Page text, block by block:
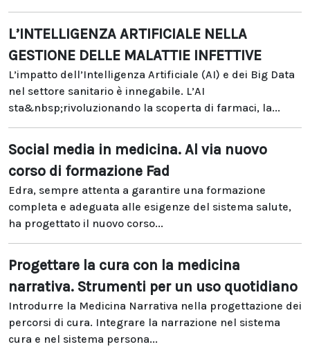
L’INTELLIGENZA ARTIFICIALE NELLA
GESTIONE DELLE MALATTIE INFETTIVE
L’impatto dell’Intelligenza Artificiale (AI) e dei Big Data
nel settore sanitario è innegabile. L’AI
sta&nbsp;rivoluzionando la scoperta di farmaci, la...
Social media in medicina. Al via nuovo
corso di formazione Fad
Edra, sempre attenta a garantire una formazione
completa e adeguata alle esigenze del sistema salute,
ha progettato il nuovo corso...
Progettare la cura con la medicina
narrativa. Strumenti per un uso quotidiano
Introdurre la Medicina Narrativa nella progettazione dei
percorsi di cura. Integrare la narrazione nel sistema
cura e nel sistema persona...